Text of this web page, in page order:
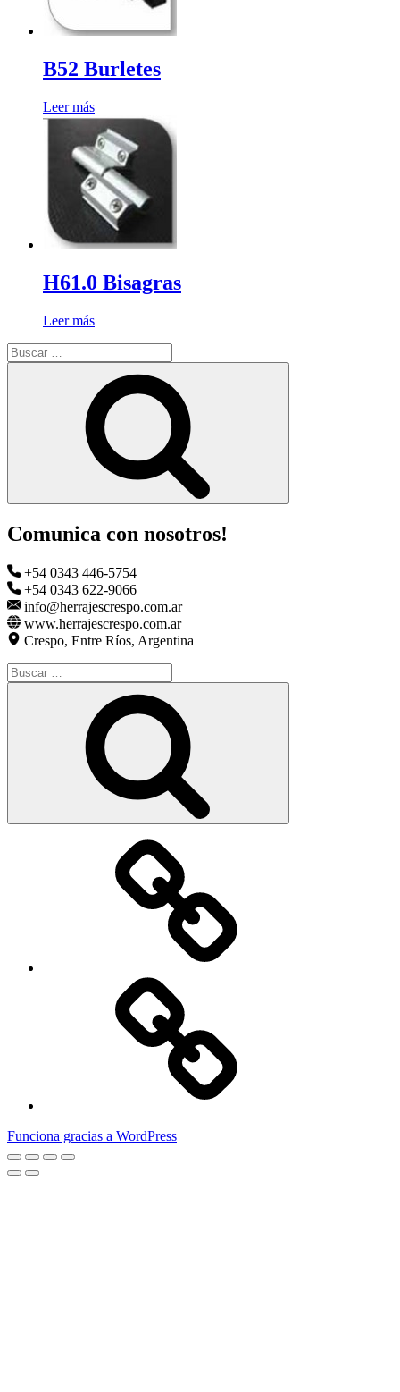
B52 Burletes
Leer más
H61.0 Bisagras
Leer más
Buscar
por:
Comunica con nosotros!
+54 0343 446-5754
+54 0343 622-9066
info@herrajescrespo.com.ar
www.herrajescrespo.com.ar
Crespo, Entre Ríos, Argentina
Buscar
por:
Funciona gracias a WordPress